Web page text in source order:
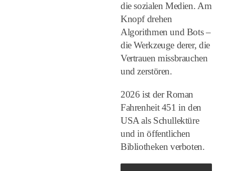
die sozialen Medien. Am
Knopf drehen
Algorithmen und Bots –
die Werkzeuge derer, die
Vertrauen missbrauchen
und zerstören.
2026 ist der Roman
Fahrenheit 451 in den
USA als Schullektüre
und in öffentlichen
Bibliotheken verboten.